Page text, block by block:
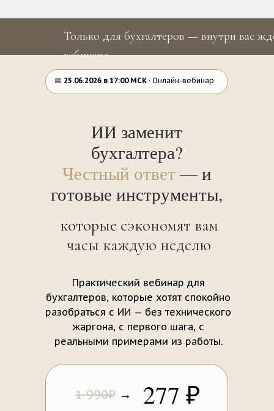
Только для бухгалтеров — внутри вас
вебинаре.
ИИ заменит
бухгалтера?
Честный ответ— и
готовые инструменты,
которые сэкономят вам
часы каждую неделю
Практический вебинар для
бухгалтеров, которые хотят спокойно
разобраться с ИИ — без технического
жаргона, с первого шага, с
реальными примерами из работы.
📅 25.06.2026 в 17:00 МСК · Онлайн-вебинар
1 990₽ → 277 ₽